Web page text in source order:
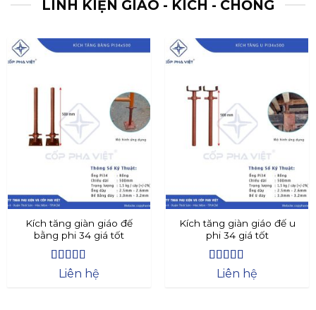
LINH KIỆN GIÁO - KÍCH - CHỐNG
Kích tăng giàn giáo đế
bằng phi 34 giá tốt
Được xếp
5
Liên hệ
Kích tăng giàn giáo đế u
phi 34 giá tốt
Được xếp
5
Liên hệ